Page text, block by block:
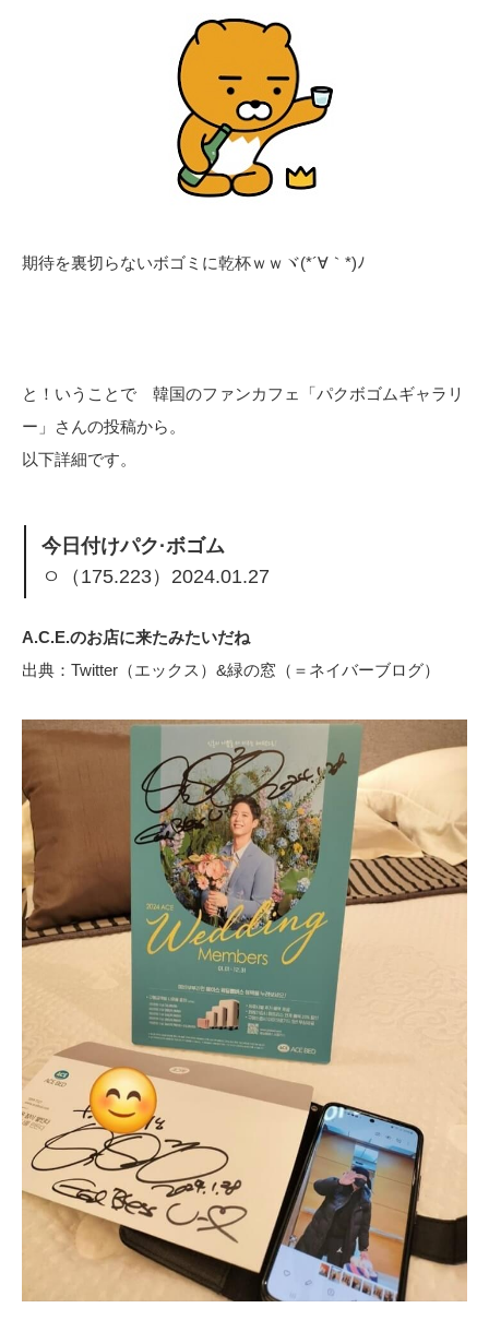
期待を裏切らないボゴミに乾杯ｗｗヾ(*´∀｀*)ﾉ
と！いうことで 韓国のファンカフェ「パクボゴムギャラリ
ー」さんの投稿から。
以下詳細です。
今日付けパク·ボゴム
ㅇ（175.223）2024.01.27
A.C.E.のお店に来たみたいだね
出典：Twitter（エックス）&緑の窓（＝ネイバーブログ）